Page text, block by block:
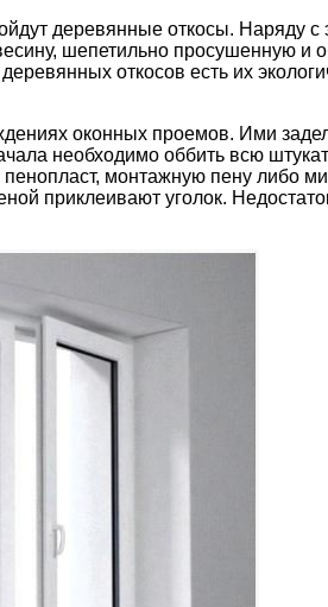
деревянные откосы. Наряду
шепетильно просушенную и
откосов есть их
оконных проемов. Ими
необходимо оббить всю
монтажную пену либо
приклеивают уголок.